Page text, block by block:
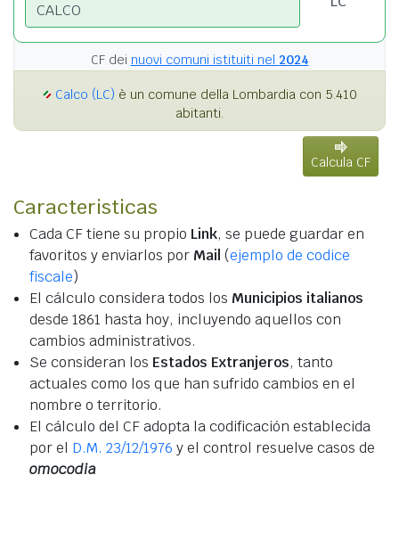
CF dei nuovi comuni istituiti nel 2024
Calco (LC) è un comune della Lombardia con 5.410
abitanti.
Calcula CF
Caracteristicas
Cada CF tiene su propio Link, se puede guardar en
favoritos y enviarlos por Mail (ejemplo de codice
fiscale)
El cálculo considera todos los Municipios italianos
desde 1861 hasta hoy, incluyendo aquellos con
cambios administrativos.
Se consideran los Estados Extranjeros, tanto
actuales como los que han sufrido cambios en el
nombre o territorio.
El cálculo del CF adopta la codificación establecida
por el D.M. 23/12/1976 y el control resuelve casos de
omocodia